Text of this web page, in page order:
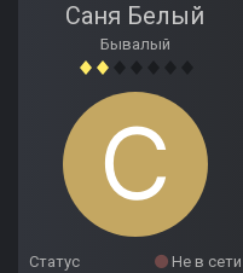
Саня Белый
Бывалый
Статус
Не в сети